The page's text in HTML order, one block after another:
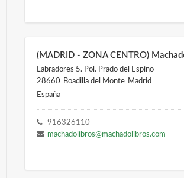
(MADRID - ZONA CENTRO)
Labradores 5. Pol. Prado del Espino
28660 Boadilla del Monte Madrid
España
916326110
machadolibros@machadolibros.com